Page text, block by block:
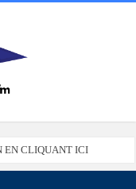
EN CLIQUANT ICI